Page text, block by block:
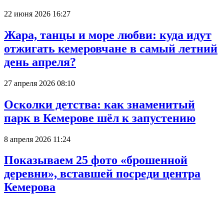
22 июня 2026 16:27
Жара, танцы и море любви: куда идут
отжигать кемеровчане в самый летний
день апреля?
27 апреля 2026 08:10
Осколки детства: как знаменитый
парк в Кемерове шёл к запустению
8 апреля 2026 11:24
Показываем 25 фото «брошенной
деревни», вставшей посреди центра
Кемерова